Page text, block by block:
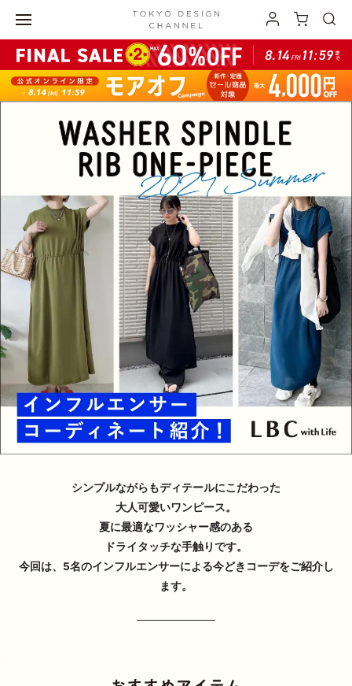
シンプルながらもディテールにこだわった
大人可愛いワンピース。
夏に最適なワッシャー感のある
ドライタッチな手触りです。
今回は、5名のインフルエンサーによる今どきコーデをご紹介し
ます。